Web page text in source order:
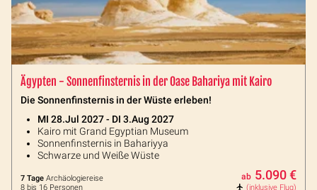
Ägypten - Sonnenfinsternis in der Oase Bahariya mit Kairo
Die Sonnenfinsternis in der Wüste erleben!
MI 28.Jul 2027 - DI 3.Aug 2027
Kairo mit Grand Egyptian Museum
Sonnenfinsternis in Bahariyya
Schwarze und Weiße Wüste
7 Tage Archäologiereise
8 bis 16 Personen
ab 5.090 €
(inklusive Flug)